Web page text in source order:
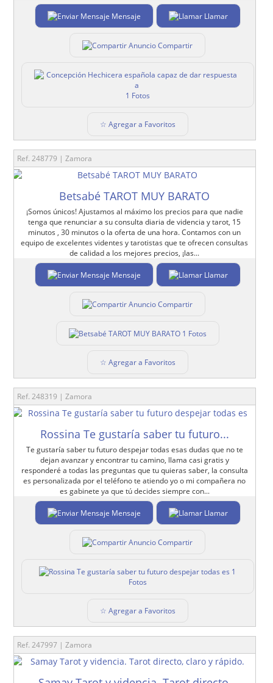
Mensaje Llamar
Compartir
1 Fotos
☆ Agregar a Favoritos
Ref. 248779 | Zamora
Betsabé TAROT MUY BARATO
¡Somos únicos! Ajustamos al máximo los precios para que nadie
tenga que renunciar a su consulta diaria de videncia y tarot, 15
minutos , 30 minutos o la oferta de una hora. Contamos con un
equipo de excelentes videntes y tarotistas que te ofrecen consultas
de calidad a los mejores precios, ¡las...
Mensaje Llamar
Compartir
1 Fotos
☆ Agregar a Favoritos
Ref. 248319 | Zamora
Rossina Te gustaría saber tu futuro...
Te gustaría saber tu futuro despejar todas esas dudas que no te
dejan avanzar y encontrar tu camino, llama casi gratis y
responderé a todas las preguntas que tu quieras saber, la consulta
es personalizada por el teléfono te atiendo yo o mi compañera no
es gabinete ya que tú decides siempre con...
Mensaje Llamar
Compartir
1
Fotos
☆ Agregar a Favoritos
Ref. 247997 | Zamora